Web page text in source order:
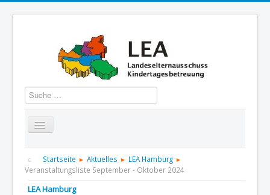
Suchen
Startseite Über uns Aktuelles
Informationen
Startseite Aktuelles
LEA Hamburg
Veranstaltungsliste September - Oktober 2024
LEA Hamburg